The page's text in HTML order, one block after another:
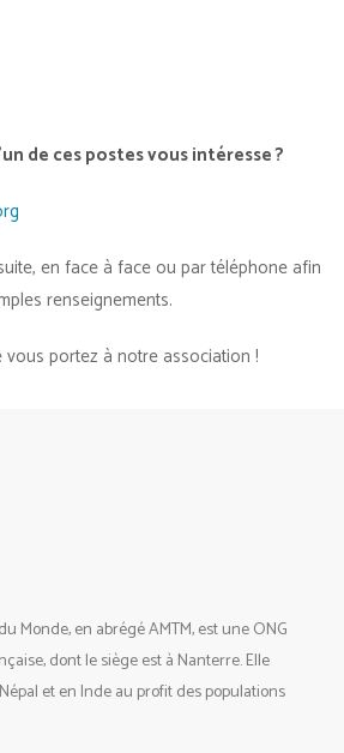
de ces postes vous intéresse ?
en face à face ou par téléphone afin
renseignements.
vous portez à notre association !
Monde, en abrégé AMTM, est une ONG
dont le siège est à Nanterre. Elle
et en Inde au profit des populations